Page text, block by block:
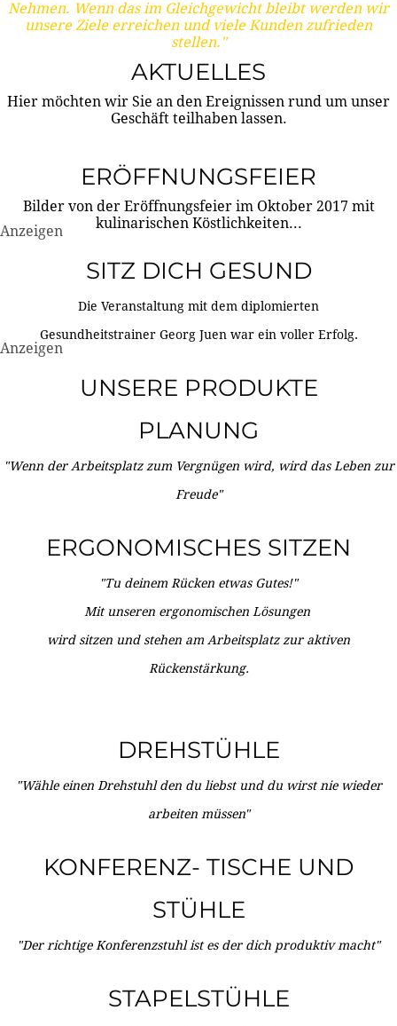
Nehmen. Wenn das im Gleichgewicht bleibt werden wir
unsere Ziele erreichen und viele Kunden zufrieden
stellen."
AKTUELLES
Hier möchten wir Sie an den Ereignissen rund um unser
Geschäft teilhaben lassen.
ERÖFFNUNGSFEIER
Bilder von der Eröffnungsfeier im Oktober 2017 mit
kulinarischen Köstlichkeiten...
Anzeigen
SITZ DICH GESUND
Die Veranstaltung mit dem diplomierten
Gesundheitstrainer Georg Juen war ein voller Erfolg.
Anzeigen
UNSERE PRODUKTE
PLANUNG
"Wenn der Arbeitsplatz zum Vergnügen wird, wird das Leben zur
Freude"
ERGONOMISCHES SITZEN
"Tu deinem Rücken etwas Gutes!"
Mit unseren ergonomischen Lösungen
wird sitzen und stehen am Arbeitsplatz zur aktiven
Rückenstärkung.
DREHSTÜHLE
"Wähle einen Drehstuhl den du liebst und du wirst nie wieder
arbeiten müssen"
KONFERENZ- TISCHE UND
STÜHLE
"Der richtige Konferenzstuhl ist es der dich produktiv macht"
STAPELSTÜHLE